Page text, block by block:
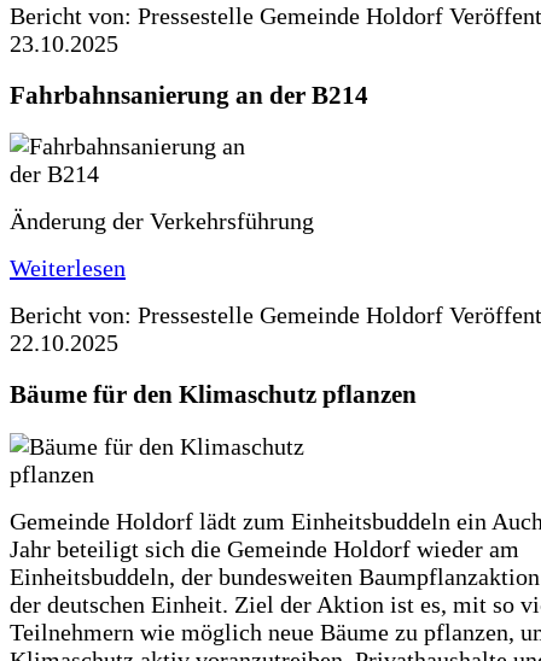
Bericht von: Pressestelle Gemeinde Holdorf
23.10.2025
Fahrbahnsanierung an der B214
Änderung der Verkehrsführung
Weiterlesen
Bericht von: Pressestelle Gemeinde Holdorf
22.10.2025
Bäume für den Klimaschutz pflanzen
Gemeinde Holdorf lädt zum Einheitsbuddeln ein
Jahr beteiligt sich die Gemeinde Holdorf wieder am
Einheitsbuddeln, der bundesweiten
der deutschen Einheit. Ziel der Aktion ist es, mit so
Teilnehmern wie möglich neue Bäume zu pflanzen,